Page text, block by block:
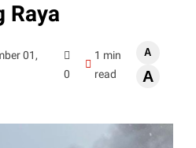
Raya
01,
0
1 min
read
A
A